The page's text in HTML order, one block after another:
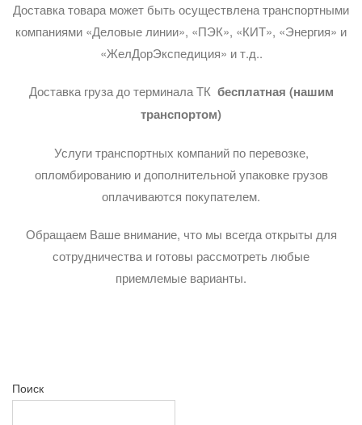
Доставка товара может быть осуществлена транспортными
компаниями «Деловые линии», «ПЭК», «КИТ», «Энергия» и
«ЖелДорЭкспедиция» и т.д..
Доставка груза до терминала ТК бесплатная (нашим
транспортом)
Услуги транспортных компаний по перевозке,
опломбированию и дополнительной упаковке грузов
оплачиваются покупателем.
Обращаем Ваше внимание, что мы всегда открыты для
сотрудничества и готовы рассмотреть любые
приемлемые варианты.
Поиск